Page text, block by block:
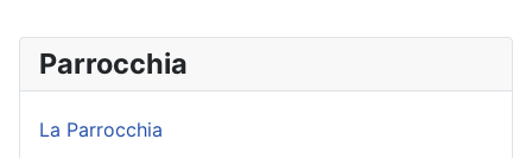
Parrocchia
La Parrocchia